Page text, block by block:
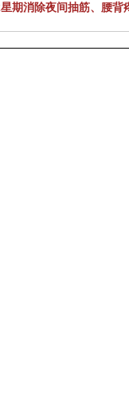
期消除夜间抽筋、腰背